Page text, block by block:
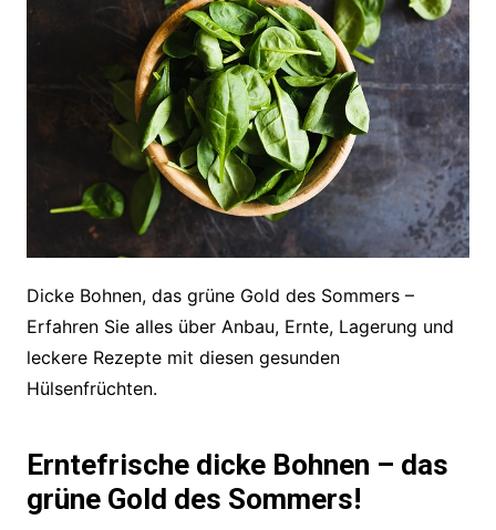
Dicke Bohnen, das grüne Gold des Sommers –
Erfahren Sie alles über Anbau, Ernte, Lagerung und
leckere Rezepte mit diesen gesunden
Hülsenfrüchten.
Erntefrische dicke Bohnen – das
grüne Gold des Sommers!